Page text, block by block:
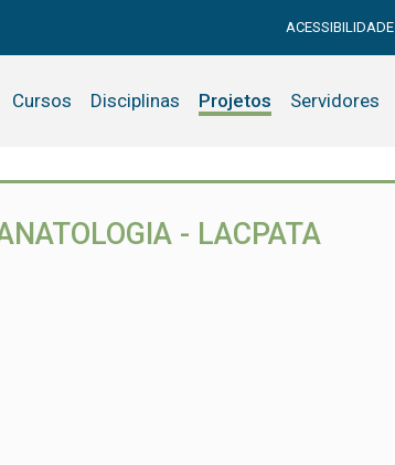
ACESSIBILIDADE
Cursos Disciplinas Projetos Servidores
- LACPATA